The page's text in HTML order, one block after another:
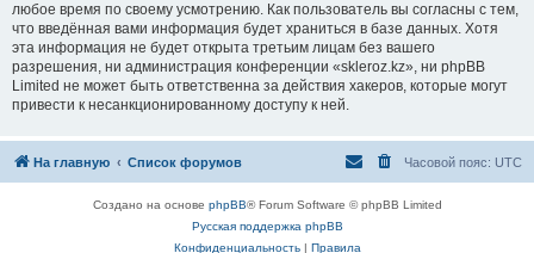
любое время по своему усмотрению. Как пользователь вы согласны с тем,
что введённая вами информация будет храниться в базе данных. Хотя
эта информация не будет открыта третьим лицам без вашего
разрешения, ни администрация конференции «skleroz.kz», ни phpBB
Limited не может быть ответственна за действия хакеров, которые могут
привести к несанкционированному доступу к ней.
На главную Список форумов Часовой пояс: UTC
Создано на основе phpBB® Forum Software © phpBB Limited
Русская поддержка phpBB
Конфиденциальность| Правила